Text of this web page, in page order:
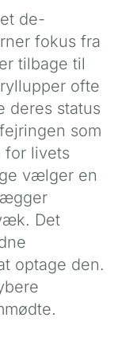
de-
fokus fra
tilbage til
ofte
deres status
som
for livets
vælger en
Det
optage den.